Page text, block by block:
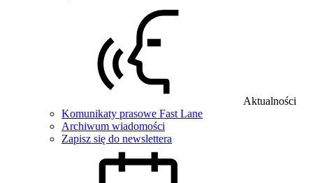
Aktualności
Komunikaty prasowe Fast Lane
Archiwum wiadomości
Zapisz się do newslettera